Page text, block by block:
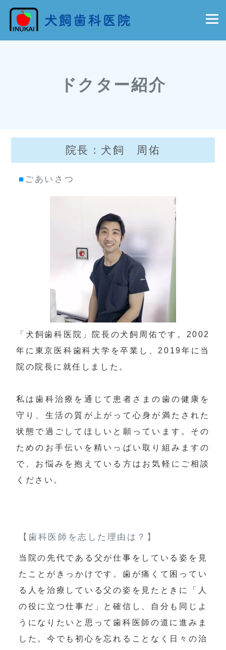
ドクター紹介
院長：犬飼 周佑
■ ごあいさつ
「犬飼歯科医院」院長の犬飼周佑です。2002
年に東京医科歯科大学を卒業し、2019年に当
院の院長に就任しました。
私は歯科治療を通じて患者さまの歯の健康を
守り、生活の質が上がって心身が満たされた
状態で過ごしてほしいと願っています。その
ためのお手伝いを精いっぱい取り組みますの
で、お悩みを抱えている方はお気軽にご相談
ください。
【歯科医師を志した理由は？】
当院の先代である父が仕事をしている姿を見
たことがきっかけです。歯が痛くて困ってい
る人を治療している父の姿を見たときに「人
の役に立つ仕事だ」と確信し、自分も同じよ
うになりたいと思って歯科医師の道に進みま
した。今でも初心を忘れることなく日々の治